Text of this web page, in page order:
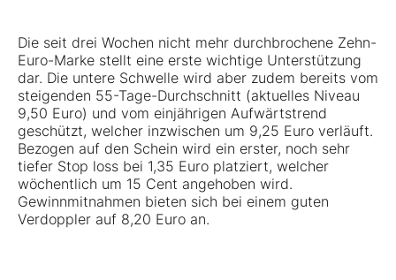
Die seit drei Wochen nicht mehr durchbrochene Zehn-
Euro-Marke stellt eine erste wichtige Unterstützung
dar. Die untere Schwelle wird aber zudem bereits vom
steigenden 55-Tage-Durchschnitt (aktuelles Niveau
9,50 Euro) und vom einjährigen Aufwärtstrend
geschützt, welcher inzwischen um 9,25 Euro verläuft.
Bezogen auf den Schein wird ein erster, noch sehr
tiefer Stop loss bei 1,35 Euro platziert, welcher
wöchentlich um 15 Cent angehoben wird.
Gewinnmitnahmen bieten sich bei einem guten
Verdoppler auf 8,20 Euro an.